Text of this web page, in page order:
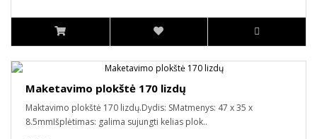
Maketavimo plokštė 170 lizdų
Maktavimo plokštė 170 lizdų.Dydis: SMatmenys: 47 x 35 x
8.5mmIšplėtimas: galima sujungti kelias plok..